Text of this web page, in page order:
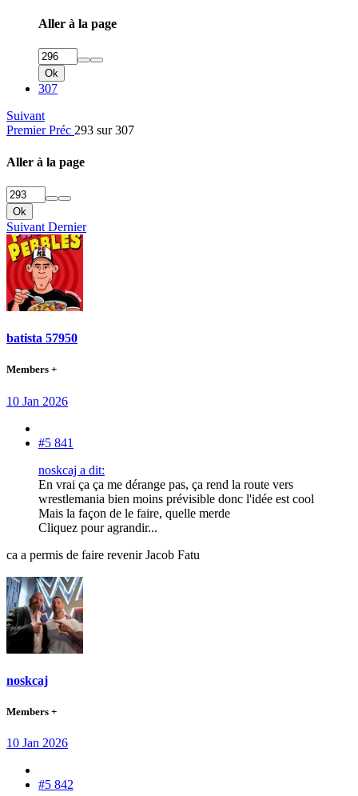
Aller à la page
Ok
307
Suivant
Premier Préc 293 sur 307
Aller à la page
Ok
Suivant Dernier
batista 57950
Members +
10 Jan 2026
#5 841
noskcaj a dit:
En vrai ça ça me dérange pas, ça rend la route vers
wrestlemania bien moins prévisible donc l'idée est cool
Mais la façon de le faire, quelle merde
Cliquez pour agrandir...
ca a permis de faire revenir Jacob Fatu
noskcaj
Members +
10 Jan 2026
#5 842